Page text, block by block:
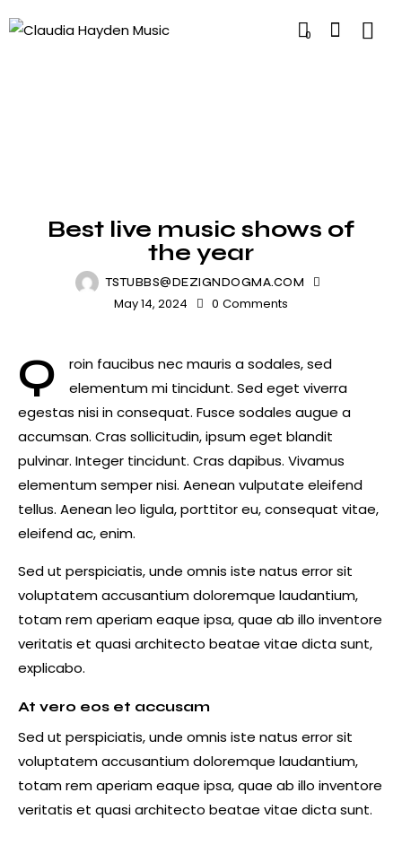
0
Best live music shows of
the year
TSTUBBS@DEZIGNDOGMA.COM
May 14, 2024 0 Comments
Q
roin faucibus nec mauris a sodales, sed
elementum mi tincidunt. Sed eget viverra
egestas nisi in consequat. Fusce sodales augue a
accumsan. Cras sollicitudin, ipsum eget blandit
pulvinar. Integer tincidunt. Cras dapibus. Vivamus
elementum semper nisi. Aenean vulputate eleifend
tellus. Aenean leo ligula, porttitor eu, consequat vitae,
eleifend ac, enim.
Sed ut perspiciatis, unde omnis iste natus error sit
voluptatem accusantium doloremque laudantium,
totam rem aperiam eaque ipsa, quae ab illo inventore
veritatis et quasi architecto beatae vitae dicta sunt,
explicabo.
At vero eos et accusam
Sed ut perspiciatis, unde omnis iste natus error sit
voluptatem accusantium doloremque laudantium,
totam rem aperiam eaque ipsa, quae ab illo inventore
veritatis et quasi architecto beatae vitae dicta sunt.